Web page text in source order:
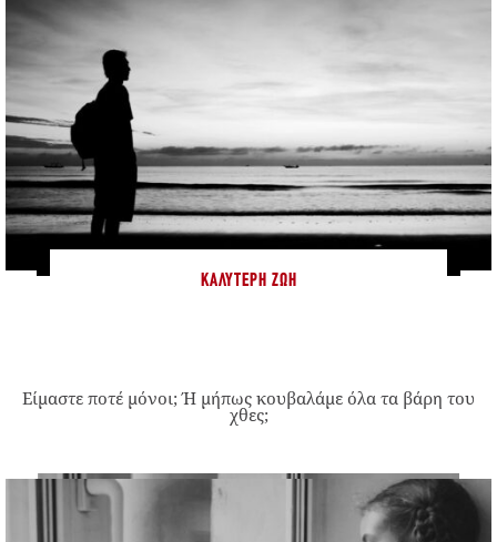
ΚΑΛΎΤΕΡΗ ΖΩΉ
Είμαστε ποτέ μόνοι; Ή μήπως κουβαλάμε όλα τα βάρη του
χθες;